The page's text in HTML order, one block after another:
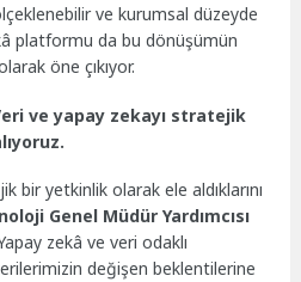
ve kurumsal düzeyde
platformu da bu dönüşümün
öne çıkıyor.
ve yapay zekayı stratejik
bir yetkinlik olarak ele aldıklarını
Genel Müdür Yardımcısı
zekâ ve veri odaklı
değişen beklentilerine